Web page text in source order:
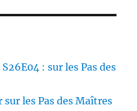
: sur les Pas des
les Pas des Maîtres